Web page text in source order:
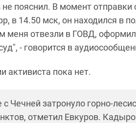
пояснил. В момент отправки
в 14.50 мск, он находился в
меня отвезли в ГОВД,
- говорится в
активиста пока нет.
Чечней затронуло горно-
отметил Евкуров.